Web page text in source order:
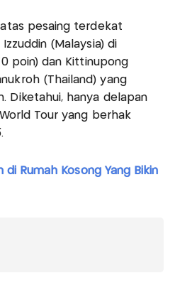
pesaing terdekat
(Malaysia) di
poin) dan Kittinupong
(Thailand) yang
Diketahui, hanya delapan
Tour yang berhak
di Rumah Kosong Yang Bikin